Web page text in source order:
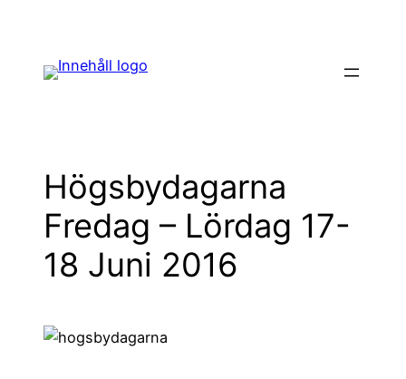
innehåll
Högsbydagarna
Fredag – Lördag 17-
18 Juni 2016